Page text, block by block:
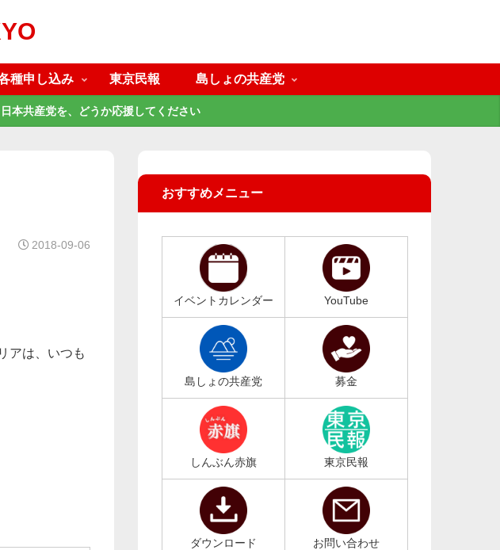
種申し込み 東京民報 島しょの共産党
本共産党を、どうか応援してください
2018-09-06
アは、いつも
おすすめメニュー
イベントカレンダー YouTube
島しょの共産党 募金
しんぶん赤旗 東京民報
ダウンロード お問い合わせ